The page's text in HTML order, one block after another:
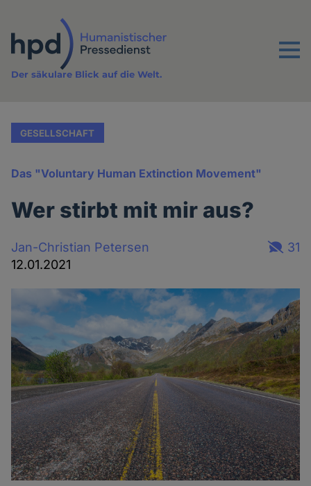
Inhalt
Menu
Der säkulare Blick auf die Welt.
GESELLSCHAFT
Das "Voluntary Human Extinction Movement"
Wer stirbt mit mir aus?
Jan-Christian Petersen
12.01.2021
31